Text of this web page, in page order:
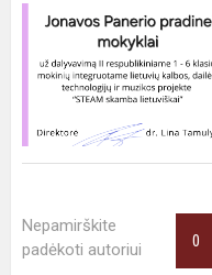
Nepamirškite
padėkoti autoriui
0